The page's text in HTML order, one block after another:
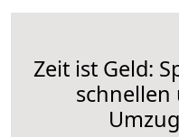
Zeit ist Geld:
schnellen